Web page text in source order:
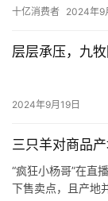
涉事月饼生产商珠
开设门店。而在“
款产品产地、发
“澳门必吃”的字样
十亿消费者 2024年9
层层承压，九牧
2024年9月19日
三只羊对商品
“疯狂小杨哥”在直
下售卖点，且产地